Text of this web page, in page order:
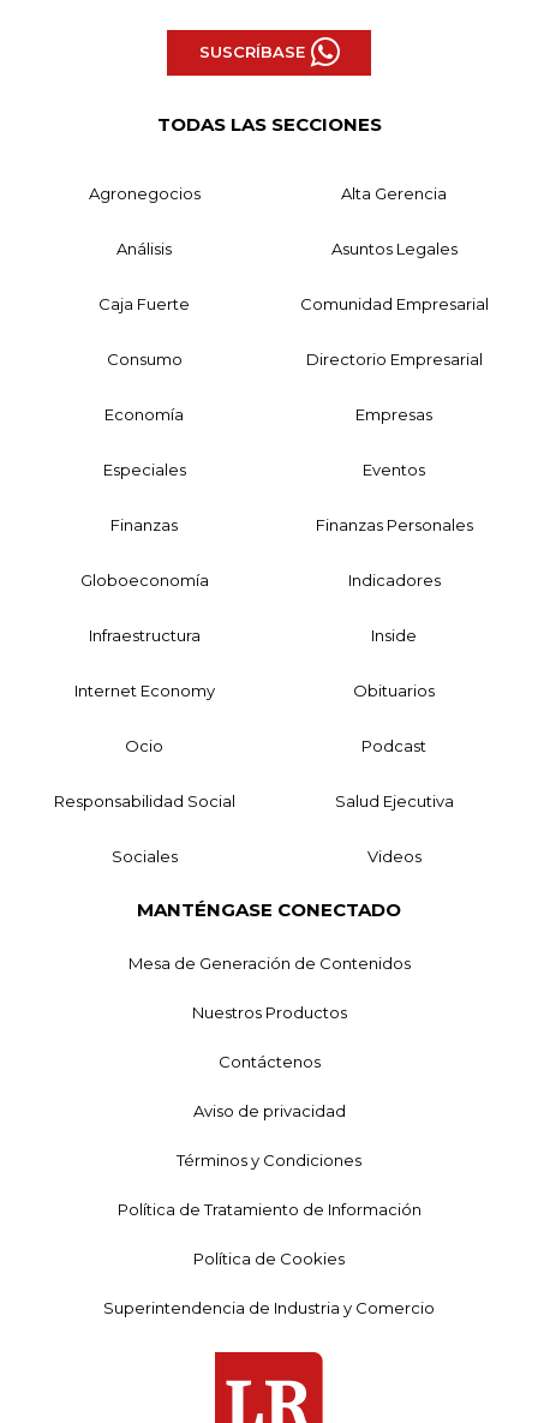
SUSCRÍBASE
TODAS LAS SECCIONES
Agronegocios Alta Gerencia
Análisis Asuntos Legales
Caja Fuerte Comunidad Empresarial
Consumo Directorio Empresarial
Economía Empresas
Especiales Eventos
Finanzas Finanzas Personales
Globoeconomía Indicadores
Infraestructura Inside
Internet Economy Obituarios
Ocio Podcast
Responsabilidad Social Salud Ejecutiva
Sociales Videos
MANTÉNGASE CONECTADO
Mesa de Generación de Contenidos
Nuestros Productos
Contáctenos
Aviso de privacidad
Términos y Condiciones
Política de Tratamiento de Información
Política de Cookies
Superintendencia de Industria y Comercio